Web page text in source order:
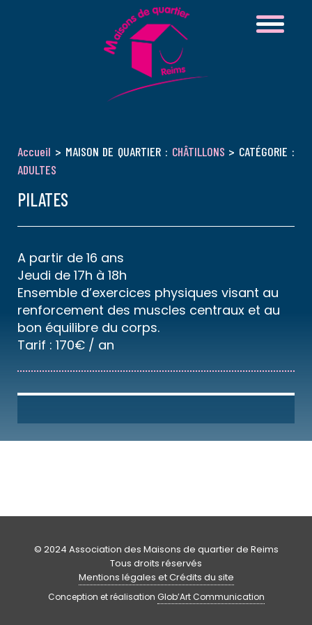
Accueil > MAISON DE QUARTIER : CHÂTILLONS > CATÉGORIE :
ADULTES
PILATES
A partir de 16 ans
Jeudi de 17h à 18h
Ensemble d’exercices physiques visant au
renforcement des muscles centraux et au
bon équilibre du corps.
Tarif : 170€ / an
© 2024 Association des Maisons de quartier de Reims
Tous droits réservés
Mentions légales et Crédits du site
Conception et réalisation Glob’Art Communication